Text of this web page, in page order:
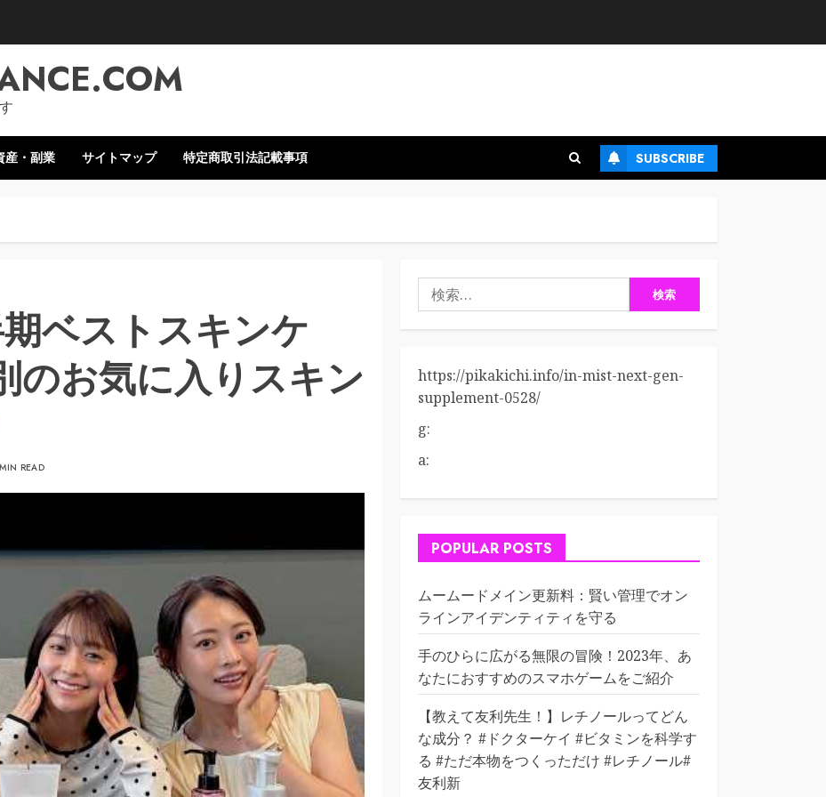
産・副業 サイトマップ 特定商取引法記載事項 SUBSCRIBE
ベストスキンケ
のお気に入りスキン
READ
検
索:
https://pikakichi.info/in-mist-next-gen-
supplement-0528/
g:
a:
POPULAR POSTS
ムームードメイン更新料：賢い管理でオン
ラインアイデンティティを守る
手のひらに広がる無限の冒険！2023年、あ
なたにおすすめのスマホゲームをご紹介
【教えて友利先生！】レチノールってどん
な成分？ #ドクターケイ #ビタミンを科学す
る #ただ本物をつくっただけ #レチノール#
友利新